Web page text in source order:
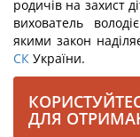
родичів на захист
вихователь
якими закон
СК України.
ДЛЯ